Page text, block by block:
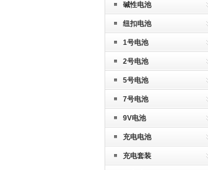
碱性电池
纽扣电池
1号电池
2号电池
5号电池
7号电池
9V电池
充电电池
充电套装